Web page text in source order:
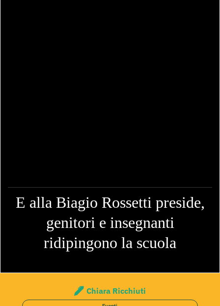
E alla Biagio Rossetti preside,
genitori e insegnanti
ridipingono la scuola
Chiara Ricchiuti